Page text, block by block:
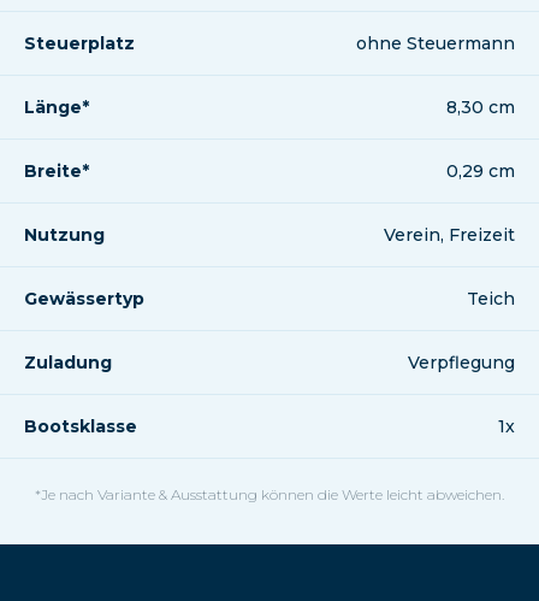
Steuerplatz ohne Steuermann
Länge* 8,30 cm
Breite* 0,29 cm
Nutzung Verein, Freizeit
Gewässertyp Teich
Zuladung Verpflegung
Bootsklasse 1x
*Je nach Variante & Ausstattung können die Werte leicht abweichen.